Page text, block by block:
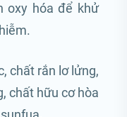
oxy hóa để khử
chất rắn lơ lửng,
chất hữu cơ hòa